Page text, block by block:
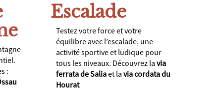
:
Escalade
Testez votre force et votre
équilibre avec l’escalade, une
activité sportive et ludique pour
tous les niveaux. Découvrez la via
ferrata de Saliaet la via cordata du
Hourat